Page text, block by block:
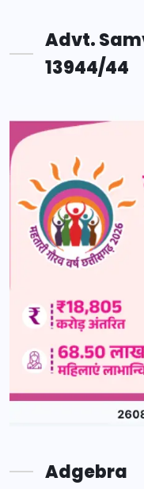
Advt.
13944/44
Adgebra